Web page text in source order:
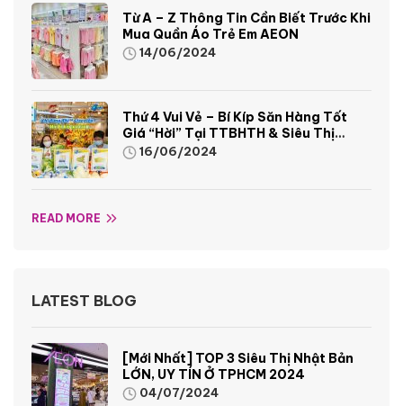
Từ A – Z Thông Tin Cần Biết Trước Khi
Mua Quần Áo Trẻ Em AEON
14/06/2024
Thứ 4 Vui Vẻ – Bí Kíp Săn Hàng Tốt
Giá “hời” Tại TTBHTH & Siêu Thị
AEON
16/06/2024
READ MORE
LATEST BLOG
[Mới Nhất] TOP 3 Siêu Thị Nhật Bản
LỚN, UY TÍN Ở TPHCM 2024
04/07/2024